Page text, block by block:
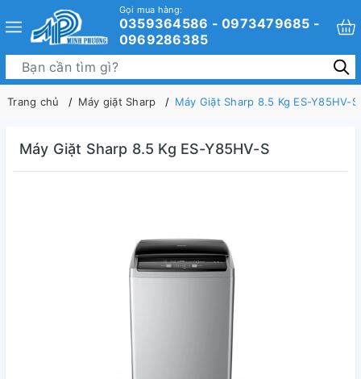
Gọi mua hàng:
0359364586 - 0973479685 -
0969286385
Trang chủ Máy giặt Sharp Máy Giặt Sharp 8.5 Kg ES-Y85HV-S
Máy Giặt Sharp 8.5 Kg ES-Y85HV-S